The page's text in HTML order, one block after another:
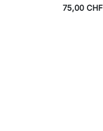
75,00 CHF